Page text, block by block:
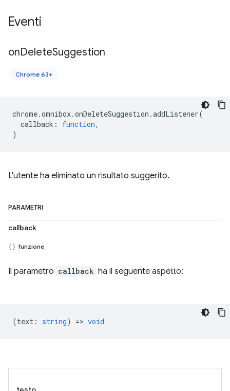
Eventi
onDeleteSuggestion
Chrome 63+
chrome.omnibox.onDeleteSuggestion .addListener(
callback : function,
)
L'utente ha eliminato un risultato suggerito.
PARAMETRI
callback
funzione
Il parametro callback ha il seguente aspetto:
(text : string) => void